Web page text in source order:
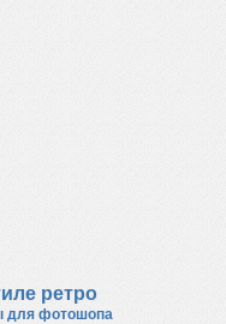
ретро
для фотошопа